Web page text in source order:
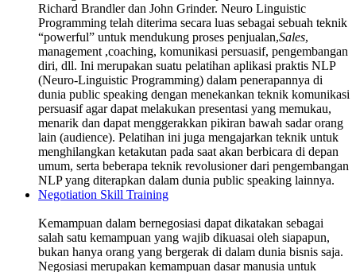
Richard Brandler dan John Grinder. Neuro Linguistic
Programming telah diterima secara luas sebagai sebuah teknik
“powerful” untuk mendukung proses penjualan,Sales,
management ,coaching, komunikasi persuasif, pengembangan
diri, dll. Ini merupakan suatu pelatihan aplikasi praktis NLP
(Neuro-Linguistic Programming) dalam penerapannya di
dunia public speaking dengan menekankan teknik komunikasi
persuasif agar dapat melakukan presentasi yang memukau,
menarik dan dapat menggerakkan pikiran bawah sadar orang
lain (audience). Pelatihan ini juga mengajarkan teknik untuk
menghilangkan ketakutan pada saat akan berbicara di depan
umum, serta beberapa teknik revolusioner dari pengembangan
NLP yang diterapkan dalam dunia public speaking lainnya.
Negotiation Skill Training
Kemampuan dalam bernegosiasi dapat dikatakan sebagai
salah satu kemampuan yang wajib dikuasai oleh siapapun,
bukan hanya orang yang bergerak di dalam dunia bisnis saja.
Negosiasi merupakan kemampuan dasar manusia untuk